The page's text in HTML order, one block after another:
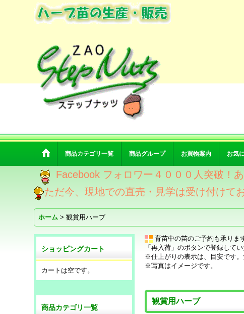
商品カテゴリ一覧 商品グループ お買物案内 お気
Facebook フォロワー４０００人突破！
ただ今、現地での直売・見学は受け付けて
ホーム > 観賞用ハーブ
ショッピングカート
カートは空です。
商品カテゴリ一覧
育苗中の苗のご予約も承りま
「再入荷」のボタンで登録して
※仕上がりの表示は、目安です。
※写真はイメージです。
観賞用ハーブ